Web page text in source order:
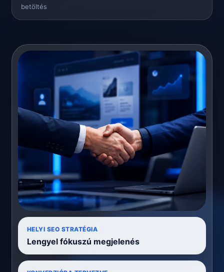
betöltés
HELYI SEO STRATÉGIA
Lengyel fókuszú megjelenés